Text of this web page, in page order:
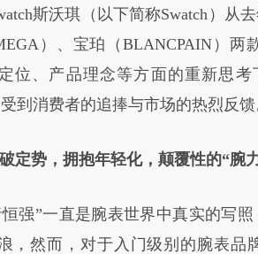
斯沃琪（以下简称Swatch）从
）、宝珀（BLANCPAIN）
位、产品理念等方面的重新思
到消费者的追捧与市场的热烈反馈
定势，拥抱年轻化，颠覆性的“腕
”一直是腕表世界中真实的写照
，然而，对于入门级别的腕表品